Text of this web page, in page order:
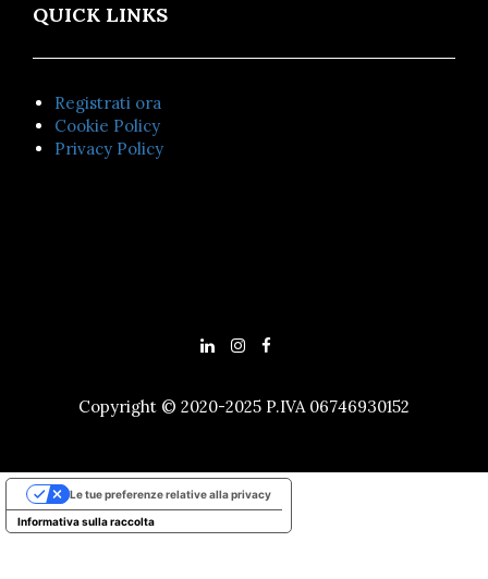
QUICK LINKS
Registrati ora
Cookie Policy
Privacy Policy
Copyright © 2020-2025 P.IVA 06746930152
Informativa sulla raccolta
Le tue preferenze relative alla privacy